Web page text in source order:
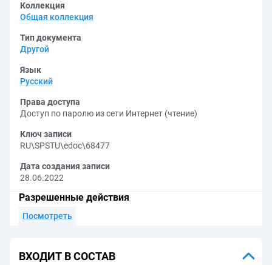
Коллекция
Общая коллекция
Тип документа
Другой
Язык
Русский
Права доступа
Доступ по паролю из сети Интернет (чтение)
Ключ записи
RU\SPSTU\edoc\68477
Дата создания записи
28.06.2022
Разрешенные действия
Посмотреть
ВХОДИТ В СОСТАВ